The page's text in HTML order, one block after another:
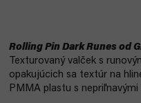
Rolling Pin Dark Runes od
Texturovaný valček s
opakujúcich sa textúr na
PMMA plastu s